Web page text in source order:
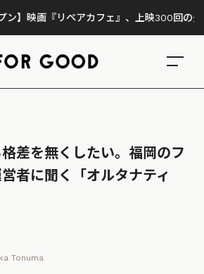
リペアカフェ』、上映300回の先で見えてき
差を無くしたい。福岡のフ
者に聞く「オルタナティ
Tonuma